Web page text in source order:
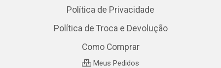
Política de Privacidade
Política de Troca e Devolução
Como Comprar
Meus Pedidos